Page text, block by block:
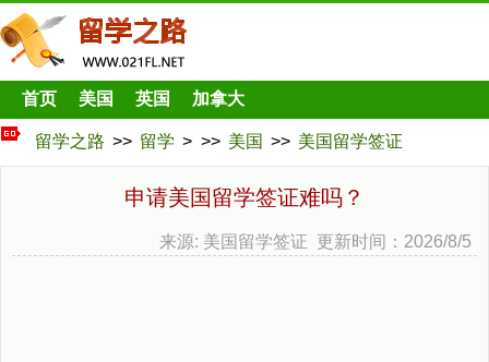
首页 美国 英国 加拿大
留学之路 >> 留学 > >> 美国 >> 美国留学签证
申请美国留学签证难吗？
来源: 美国留学签证 更新时间：2026/8/5